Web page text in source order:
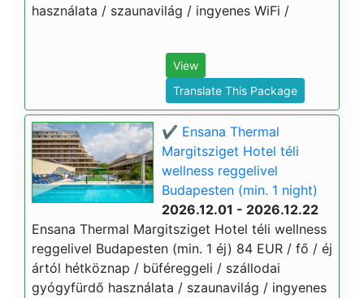
használata / szaunavilág / ingyenes WiFi /
View
Translate This Package
✔️ Ensana Thermal
Margitsziget Hotel téli
wellness reggelivel
Budapesten (min. 1 night)
2026.12.01 - 2026.12.22
Ensana Thermal Margitsziget Hotel téli wellness
reggelivel Budapesten (min. 1 éj) 84 EUR / fő / éj
ártól hétköznap / büféreggeli / szállodai
gyógyfürdő használata / szaunavilág / ingyenes